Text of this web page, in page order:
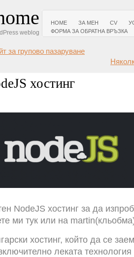
weblog
HOME ЗА МЕН CV
ФОРМА ЗА ОБРАТНА ВРЪЗКА
за групово пазаруване
хостинг
NodeJS хостинг за да
ми тук или на
хостинг, който да се
леката